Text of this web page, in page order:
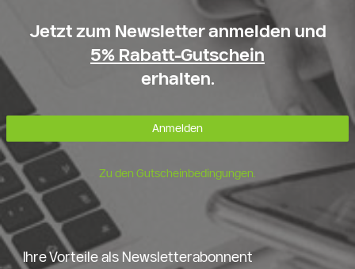
Jetzt zum Newsletter anmelden und
5% Rabatt-Gutschein
erhalten.
Anmelden
Zu den Gutscheinbedingungen.
Ihre Vorteile als Newsletterabonnent